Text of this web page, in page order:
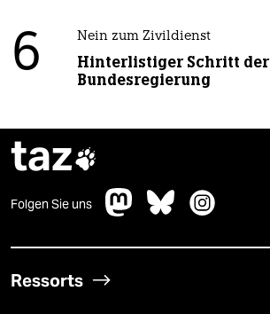
6 Nein zum Zivildienst
Hinterlistiger Schritt der
Bundesregierung
taz
Folgen Sie uns
Ressorts